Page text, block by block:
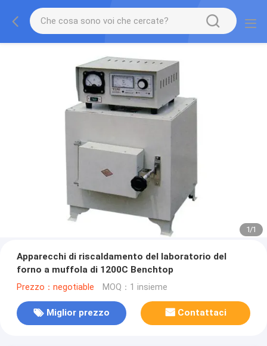
1/1
Apparecchi di riscaldamento del laboratorio del
forno a muffola di 1200C Benchtop
Prezzo：negotiable MOQ：1 insieme
Miglior prezzo Contattaci